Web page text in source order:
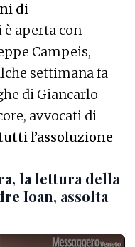
di
è aperta con
Campeis,
settimana fa
di Giancarlo
avvocati di
l’assoluzione
la lettura della
Ioan, assolta